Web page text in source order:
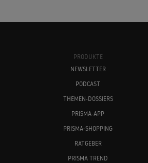
PRODUKTE
NEWSLETTER
PODCAST
THEMEN-DOSSIERS
PRISMA-APP
PRISMA-SHOPPING
RATGEBER
PRISMA TREND